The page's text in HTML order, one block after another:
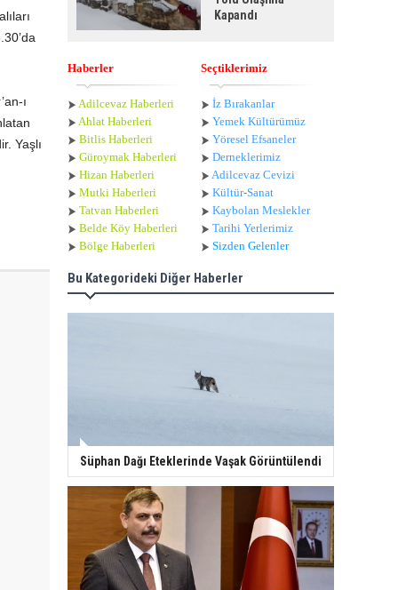
ı
Yaşlı
Kapandı
Haberler
Adilcevaz Haberleri
Ahlat Haberleri
Bitlis Haberleri
Güroymak Haberleri
Hizan Haberleri
Mutki Haberleri
Tatvan Haberleri
Belde Köy Haberleri
Bölge Haberleri
Seçtiklerimiz
İz Bırakanlar
Yemek Kültürümüz
Yöresel Efsaneler
Derneklerimiz
Adilcevaz Cevizi
Kültür-Sanat
Kaybolan Meslekler
Tarihi Yerlerimiz
Sizden Gelenler
Bu Kategorideki Diğer Haberler
Süphan Dağı Eteklerinde Vaşak Görüntülendi